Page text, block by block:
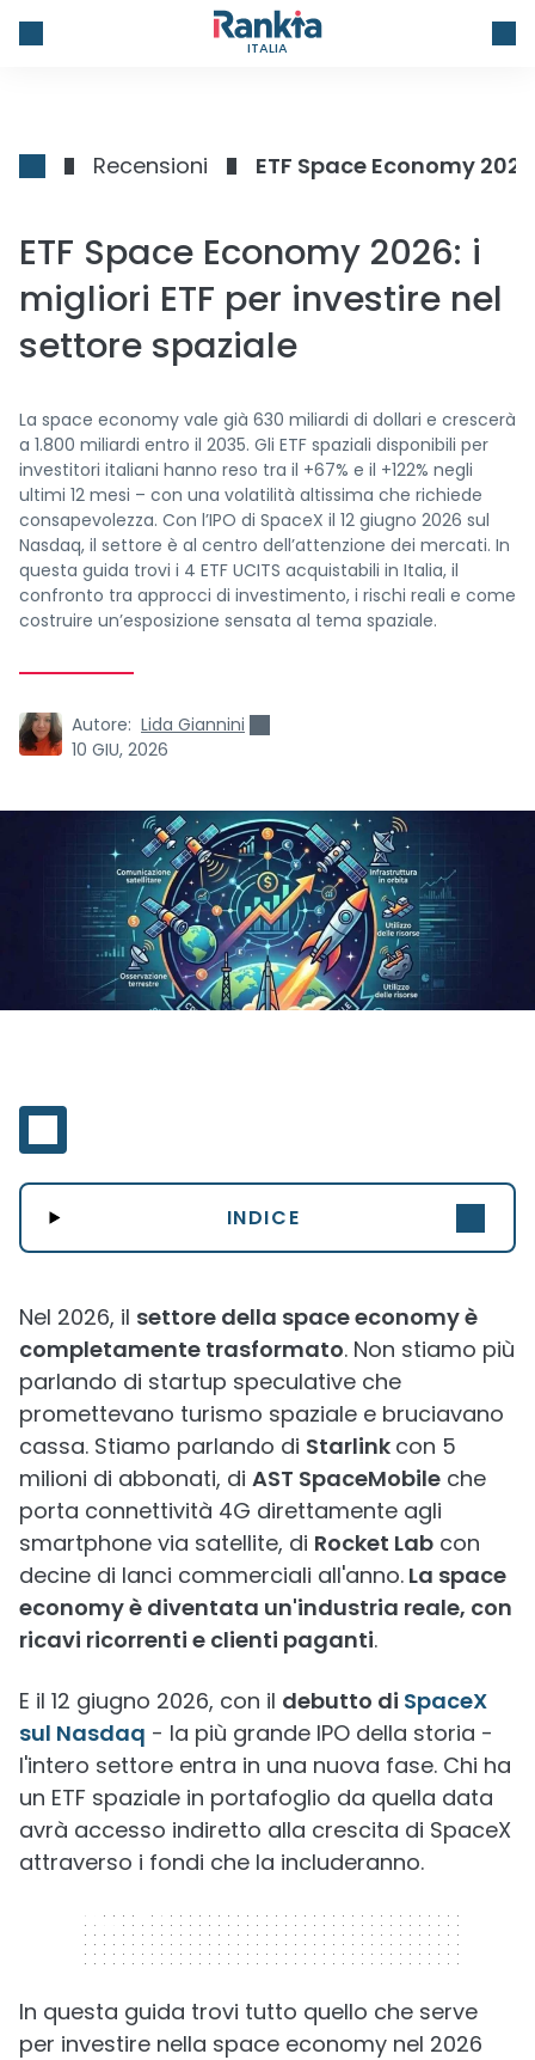
ITALIA
Recensioni ETF Space Economy
ETF Space Economy 2026: i
migliori ETF per investire nel
settore spaziale
La space economy vale già 630 miliardi di dollari e crescerà
a 1.800 miliardi entro il 2035. Gli ETF spaziali disponibili per
investitori italiani hanno reso tra il +67% e il +122% negli
ultimi 12 mesi – con una volatilità altissima che richiede
consapevolezza. Con l’IPO di SpaceX il 12 giugno 2026 sul
Nasdaq, il settore è al centro dell’attenzione dei mercati. In
questa guida trovi i 4 ETF UCITS acquistabili in Italia, il
confronto tra approcci di investimento, i rischi reali e come
costruire un’esposizione sensata al tema spaziale.
Autore: Lida Giannini
10 GIU, 2026
INDICE
Nel 2026, il settore della space economy è
completamente trasformato. Non stiamo più
parlando di startup speculative che
promettevano turismo spaziale e bruciavano
cassa. Stiamo parlando di Starlink con 5
milioni di abbonati, di AST SpaceMobile che
porta connettività 4G direttamente agli
smartphone via satellite, di Rocket Lab con
decine di lanci commerciali all'anno. La space
economy è diventata un'industria reale, con
ricavi ricorrenti e clienti paganti.
E il 12 giugno 2026, con il debutto di SpaceX
sul Nasdaq - la più grande IPO della storia -
l'intero settore entra in una nuova fase. Chi ha
un ETF spaziale in portafoglio da quella data
avrà accesso indiretto alla crescita di SpaceX
attraverso i fondi che la includeranno.
320 x 50
In questa guida trovi tutto quello che serve
per investire nella space economy nel 2026